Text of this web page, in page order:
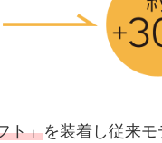
ト」を装着し従来モ